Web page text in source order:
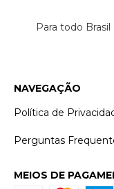
Para todo
NAVEGAÇÃO
Política de
Perguntas
MEIOS DE